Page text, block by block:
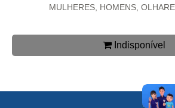
MULHERES, HOMENS,
Indisponível